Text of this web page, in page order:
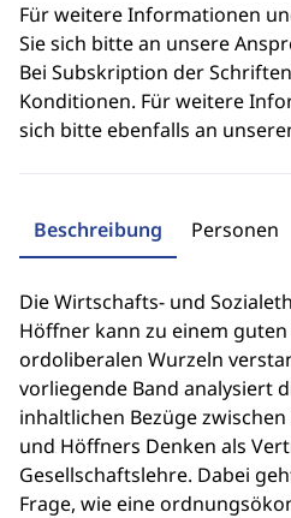
Für weitere Informationen
Sie sich bitte an unsere
Bei Subskription der
Konditionen. Für weitere
sich bitte ebenfalls an
Beschreibung Personen
Die Wirtschafts- und
Höffner kann zu einem guten
ordoliberalen Wurzeln
vorliegende Band analysiert
inhaltlichen Bezüge
und Höffners Denken als
Gesellschaftslehre. Dabei
Frage, wie eine